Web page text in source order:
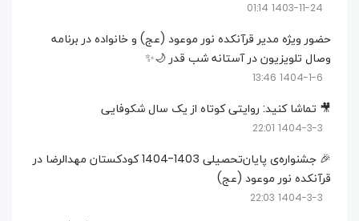
1403-11-24 01:14
حضور ویژه مدیر قرآنکده نور موعود (عج) و خانواده در برنامه
وصال تلویزیون در آستانه شب قدر 🌙✨
1404-1-6 13:46
🎥 تماشا کنید: روایتی کوتاه از یک سال شکوفایی
1404-3-3 22:01
🎉 جشنواره‌ی پایان‌تحصیلی 1403-1404 کودکستان مهدالرضا در
قرآنکده نور موعود (عج)
1404-3-3 22:03